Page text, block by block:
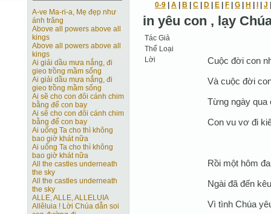
A-ve Ma-ri-a, Mẹ đẹp như
ánh trăng
Above all powers above all
kings
Above all powers above all
kings
Ai giải dầu mưa nắng, đi
gieo trồng mầm sống
Ai giải dầu mưa nắng, đi
gieo trồng mầm sống
Ai sẽ cho con đôi cánh chim
bằng để con bay
Ai sẽ cho con đôi cánh chim
bằng để con bay
Ai uống Ta cho thì không
bao giờ khát nữa
Ai uống Ta cho thì không
bao giờ khát nữa
All the castles underneath
the sky
All the castles underneath
the sky
ALLE, ALLE, ALLELUIA
Allêluia ! Lời Chúa dẫn soi
0-9 A B C D E F G H J
in yêu con , lạy
Tác Giả
Thể Loại
Lời
Cuộc đời con
Và cuộc đời
Từng ngày qua
Con vu vơ đi
Rồi một hôm
Ngài đã đến
Vì tình Chúa